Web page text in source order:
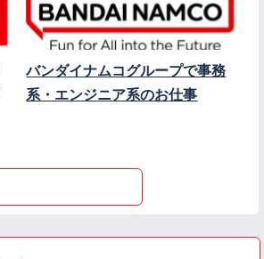
バンダイナムコグループで事務
系・エンジニア系のお仕事